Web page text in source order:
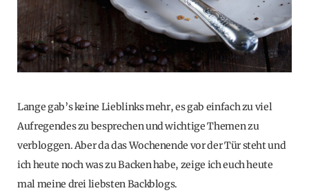
Lange gab’s keine Lieblinks mehr, es gab einfach zu viel
Aufregendes zu besprechen und wichtige Themen zu
verbloggen. Aber da das Wochenende vor der Tür steht und
ich heute noch was zu Backen habe, zeige ich euch heute
mal meine drei liebsten Backblogs.